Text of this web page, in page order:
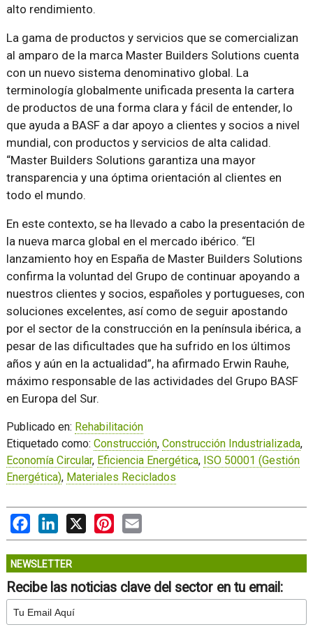
alto rendimiento.
La gama de productos y servicios que se comercializan
al amparo de la marca Master Builders Solutions cuenta
con un nuevo sistema denominativo global. La
terminología globalmente unificada presenta la cartera
de productos de una forma clara y fácil de entender, lo
que ayuda a BASF a dar apoyo a clientes y socios a nivel
mundial, con productos y servicios de alta calidad.
“Master Builders Solutions garantiza una mayor
transparencia y una óptima orientación al clientes en
todo el mundo.
En este contexto, se ha llevado a cabo la presentación de
la nueva marca global en el mercado ibérico. El
lanzamiento hoy en España de Master Builders Solutions
confirma la voluntad del Grupo de continuar apoyando a
nuestros clientes y socios, españoles y portugueses, con
soluciones excelentes, así como de seguir apostando
por el sector de la construcción en la península ibérica, a
pesar de las dificultades que ha sufrido en los últimos
años y aún en la actualidad , ha afirmado Erwin Rauhe,
máximo responsable de las actividades del Grupo BASF
en Europa del Sur.
Publicado en: Rehabilitación
Etiquetado como: Construcción, Construcción Industrializada,
Economía Circular, Eficiencia Energética, ISO 50001 (Gestión
Energética), Materiales Reciclados
FacebookLinkedIn
X PinterestEmail
NEWSLETTER
Recibe las noticias clave del sector en tu email: